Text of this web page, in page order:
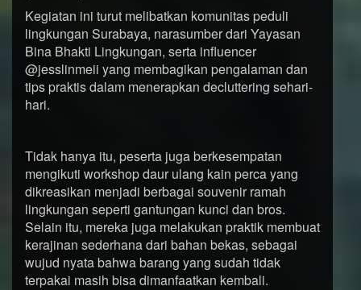
Kegiatan ini turut melibatkan komunitas peduli
lingkungan Surabaya, narasumber dari Yayasan
Bina Bhakti Lingkungan, serta influencer
@jesslinmeii yang membagikan pengalaman dan
tips praktis dalam menerapkan decluttering sehari-
hari.
Tidak hanya itu, peserta juga berkesempatan
mengikuti workshop daur ulang kain perca yang
dikreasikan menjadi berbagai souvenir ramah
lingkungan seperti gantungan kunci dan bros.
Selain itu, mereka juga melakukan praktik membuat
kerajinan sederhana dari bahan bekas, sebagai
wujud nyata bahwa barang yang sudah tidak
terpakai masih bisa dimanfaatkan kembali.